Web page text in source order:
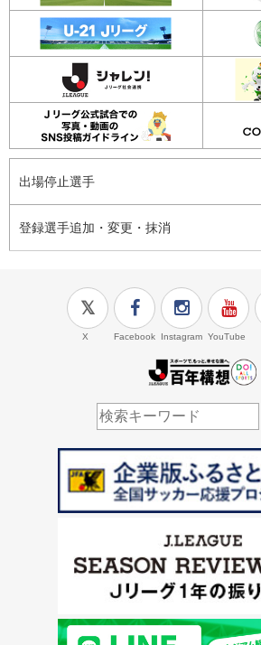
出場停止選手
登録選手追加・変更・抹消
X Facebook Instagram YouTube